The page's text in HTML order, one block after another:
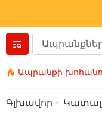
Ապրանքի
Вернуться назад
Գլխավոր